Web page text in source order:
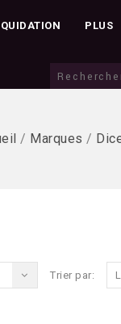
PLUS
/ Marques /
Trier par: